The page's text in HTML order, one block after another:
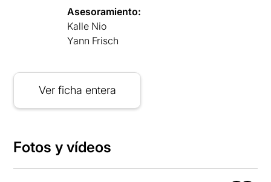
Asesoramiento:
Kalle Nio
Yann Frisch
Ver ficha entera
Fotos y vídeos